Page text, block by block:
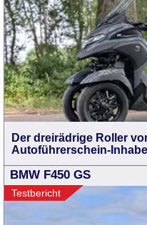
Der dreirädrige Roller
Autoführerschein-
BMW F450 GS
Testbericht